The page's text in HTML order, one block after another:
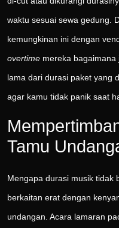
waktu sesuai sewa gedung.
kemungkinan ini dengan
overtime mereka
lama dari durasi paket yang
agar kamu tidak panik saat
Tamu
Mengapa durasi musik tidak
berkaitan erat dengan
undangan. Acara lamaran